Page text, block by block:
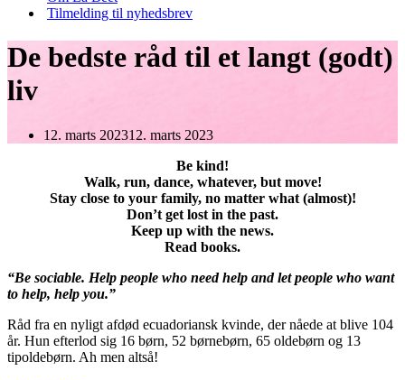
Tilmelding til nyhedsbrev
De bedste råd til et langt (godt)
liv
12. marts 202312. marts 2023
Be kind!
Walk, run, dance, whatever, but move!
Stay close to your family, no matter what (almost)!
Don’t get lost in the past.
Keep up with the news.
Read books.
“Be sociable. Help people who need help and let people who want
to help, help you.”
Råd fra en nyligt afdød ecuadoriansk kvinde, der nåede at blive 104
år. Hun efterlod sig 16 børn, 52 børnebørn, 65 oldebørn og 13
tipoldebørn. Ah men altså!